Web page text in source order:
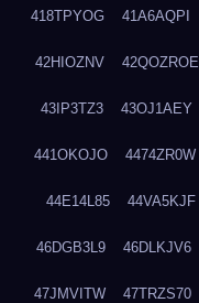
418TPYOG 41A6AQPI
42HIOZNV 42QOZROE
43IP3TZ3 43OJ1AEY
441OKOJO 4474ZR0W
44E14L85 44VA5KJF
46DGB3L9 46DLKJV6
47JMVITW 47TRZS70